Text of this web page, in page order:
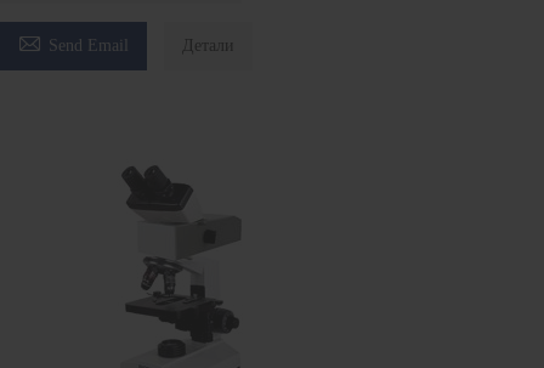
 Send Email Детали